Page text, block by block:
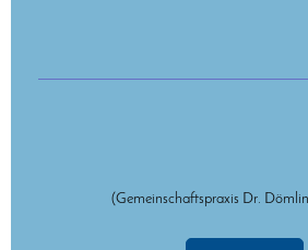
(Gemeinschaftspraxis Dr.